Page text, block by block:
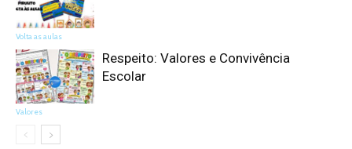
Volta as aulas
Valores
Respeito: Valores e Convivência
Escolar